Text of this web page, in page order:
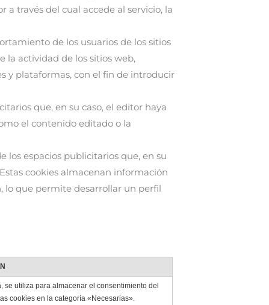
través del cual accede al servicio, la
de los usuarios de los sitios
la actividad de los sitios web,
y plataformas, con el fin de introducir
que, en su caso, el editor haya
el contenido editado o la
los espacios publicitarios que, en su
cookies almacenan información
lo que permite desarrollar un perfil
se utiliza para almacenar el consentimiento del
cookies en la categoría «Necesarias».